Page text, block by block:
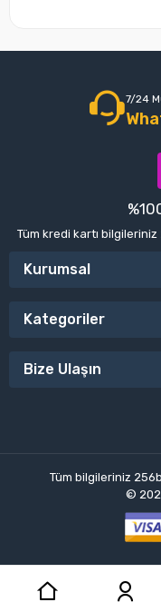
7/24
Tüm kredi kartı
Kurumsal
Kategoriler
Bize Ulaşın
Tüm bilgileriniz
©